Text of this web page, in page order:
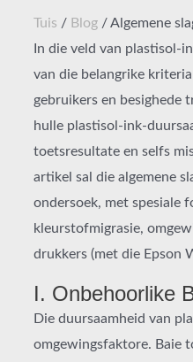
Tuis / Blog/ Algemene
In die veld van plastisol-
van die belangrike
gebruikers en besighede
hulle plastisol-ink-
toetsresultate en selfs
artikel sal die algemene
ondersoek, met spesiale
kleurstofmigrasie,
drukkers (met die Epson
I. Onbehoorlike
Die duursaamheid van
omgewingsfaktore. Baie